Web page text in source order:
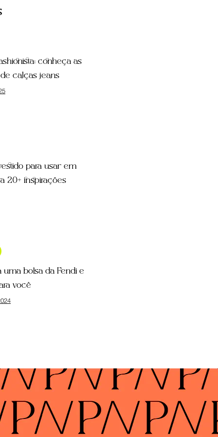
conheça as
calças jeans
para usar em
20+ inspirações
uma bolsa da Fendi e
você